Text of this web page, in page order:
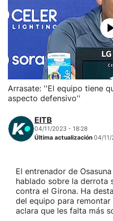
Ciclismo
Herri-kirolak
Balonmano
Kirolak 360
Atletismo
Más deportes
"Helmuga"
Arrasate: ''El equipo tiene
aspecto defensivo''
EITB
04/11/2023 - 18:28
Última actualización 04/11/
El entrenador de
hablado sobre la derrota
contra el Girona. Ha
del equipo para
aclara que les falta más